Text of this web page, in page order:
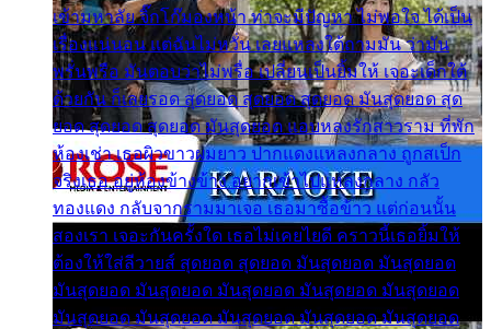
เข้ามหาลัย จิ๊กโก๊มองหน้า ท่าจะมีปัญหา ไม่พอใจ ได้เป็น
เรื่องแน่นอน แต่ฉันไม่หวั่น เลยแหลงใต้ถามมัน ว่ามัน
พรั่นพรือ มันตอบว่าไม่พรื่อ เปลี่ยนเป็นยิ้มให้ เจอะเด็กใต้
ด้วยกัน ก็เลยรอด สุดยอด สุดยอด สุดยอด มันสุดยอด สุด
ยอด สุดยอด สุดยอด มันสุดยอด แอบหลงรักสาวราม ที่พัก
ห้องเช่า เธอผิวขาวผมยาว ปากแดงแหลงกลาง ถูกสเป็ก
จริงเธอ อยู่ห้องข้างข้าง อยากเข้าไปแหลงกลาง กลัว
ทองแดง กลับจากรามมาเจอ เธอมาซื้อข้าว แต่ก่อนนั้น
สองเรา เจอะกันครั้งใด เธอไม่เคยไยดี คราวนี้เธอยิ้มให้
ต้องให้ใส่ลีวายส์ สุดยอด สุดยอด มันสุดยอด มันสุดยอด
มันสุดยอด มันสุดยอด มันสุดยอด มันสุดยอด มันสุดยอด
มันสุดยอด มันสุดยอด มันสุดยอด มันสุดยอด มันสุดยอด